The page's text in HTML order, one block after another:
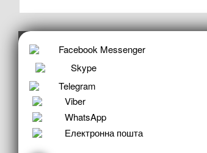
Facebook Messenger
Skype
Telegram
Viber
WhatsApp
Електронна пошта